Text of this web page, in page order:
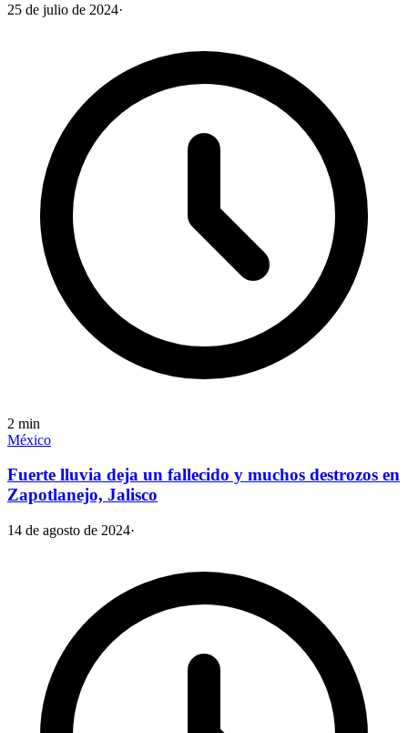
25 de julio de 2024·
2 min
México
Fuerte lluvia deja un fallecido y muchos destrozos en
Zapotlanejo, Jalisco
14 de agosto de 2024·